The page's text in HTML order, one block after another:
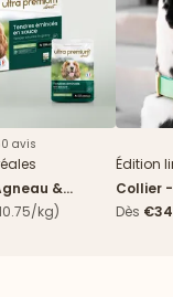
avis
&
kg)
Édition
Collier
Dès